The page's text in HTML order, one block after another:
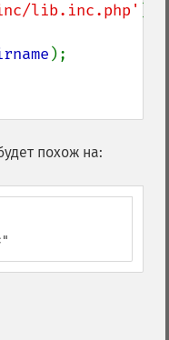
inc/lib.inc.php'
);
похож на: